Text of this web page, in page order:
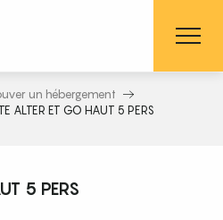
un hébergement
ALTER ET GO HAUT 5 PERS
5 PERS